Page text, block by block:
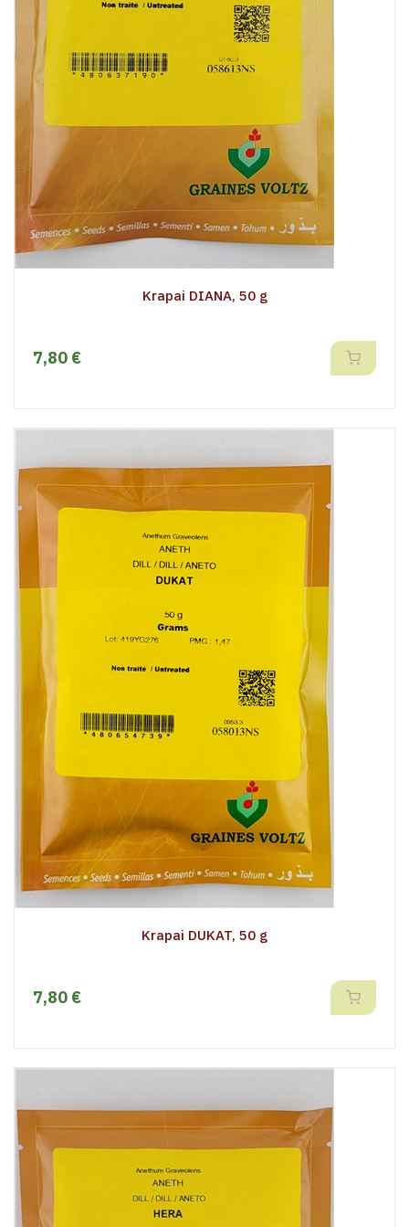
Krapai DIANA, 50 g
7,80 €
Krapai DUKAT, 50 g
7,80 €